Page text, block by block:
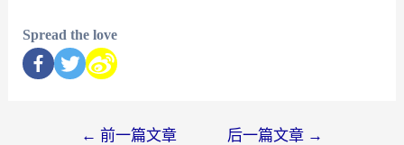
Spread the love
← 前一篇文章 后一篇文章 →